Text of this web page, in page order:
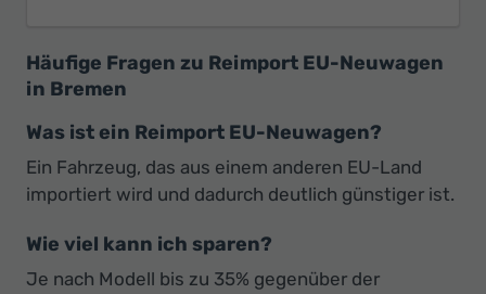
Häufige Fragen zu Reimport EU-Neuwagen
in Bremen
Was ist ein Reimport EU-Neuwagen?
Ein Fahrzeug, das aus einem anderen EU-Land
importiert wird und dadurch deutlich günstiger ist.
Wie viel kann ich sparen?
Je nach Modell bis zu 35% gegenüber der